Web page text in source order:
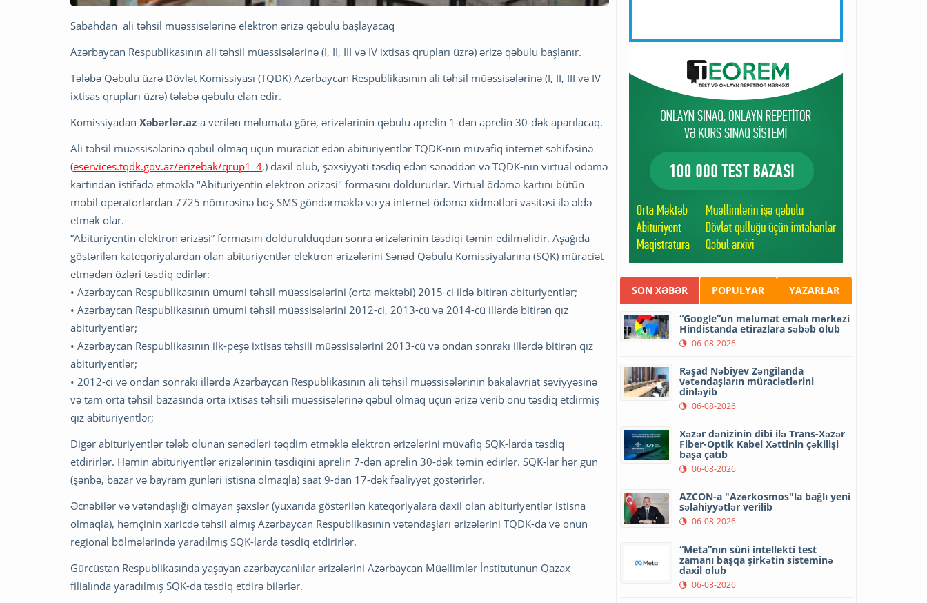
Sabahdan ali təhsil müəssisələrinə elektron ərizə qəbulu başlayacaq
Azərbaycan Respublikasının ali təhsil müəssisələrinə (I, II, III və IV ixtisas qrupları üzrə) ərizə qəbulu başlanır.
Tələbə Qəbulu üzrə Dövlət Komissiyası (TQDK) Azərbaycan Respublikasının ali təhsil müəssisələrinə (I, II, III və IV
ixtisas qrupları üzrə) tələbə qəbulu elan edir.
Komissiyadan Xəbərlər.az-a verilən məlumata görə, ərizələrinin qəbulu aprelin 1-dən aprelin 30-dək aparılacaq.
Ali təhsil müəssisələrinə qəbul olmaq üçün müraciət edən abituriyentlər TQDK-nın müvafiq internet səhifəsinə
(eservices.tqdk.gov.az/erizebak/qrup1_4,) daxil olub, şəxsiyyəti təsdiq edən sənəddən və TQDK-nın virtual ödəmə
kartından istifadə etməklə "Abituriyentin elektron ərizəsi" formasını doldururlar. Virtual ödəmə kartını bütün
mobil operatorlardan 7725 nömrəsinə boş SMS göndərməklə və ya internet ödəmə xidmətləri vasitəsi ilə əldə
etmək olar.
“Abituriyentin elektron ərizəsi” formasını doldurulduqdan sonra ərizələrinin təsdiqi təmin edilməlidir. Aşağıda
göstərilən kateqoriyalardan olan abituriyentlər elektron ərizələrini Sənəd Qəbulu Komissiyalarına (SQK) müraciət
etmədən özləri təsdiq edirlər:
• Azərbaycan Respublikasının ümumi təhsil müəssisələrini (orta məktəbi) 2015-ci ildə bitirən abituriyentlər;
• Azərbaycan Respublikasının ümumi təhsil müəssisələrini 2012-ci, 2013-cü və 2014-cü illərdə bitirən qız
abituriyentlər;
• Azərbaycan Respublikasının ilk-peşə ixtisas təhsili müəssisələrini 2013-cü və ondan sonrakı illərdə bitirən qız
abituriyentlər;
• 2012-ci və ondan sonrakı illərdə Azərbaycan Respublikasının ali təhsil müəssisələrinin bakalavriat səviyyəsinə
və tam orta təhsil bazasında orta ixtisas təhsili müəssisələrinə qəbul olmaq üçün ərizə verib onu təsdiq etdirmiş
qız abituriyentlər;
Digər abituriyentlər tələb olunan sənədləri təqdim etməklə elektron ərizələrini müvafiq SQK-larda təsdiq
etdirirlər. Həmin abituriyentlər ərizələrinin təsdiqini aprelin 7-dən aprelin 30-dək təmin edirlər. SQK-lar hər gün
(şənbə, bazar və bayram günləri istisna olmaqla) saat 9-dan 17-dək fəaliyyət göstərirlər.
Əcnəbilər və vətəndaşlığı olmayan şəxslər (yuxarıda göstərilən kateqoriyalara daxil olan abituriyentlər istisna
olmaqla), həmçinin xaricdə təhsil almış Azərbaycan Respublikasının vətəndaşları ərizələrini TQDK-da və onun
regional bölmələrində yaradılmış SQK-larda təsdiq etdirirlər.
Gürcüstan Respublikasında yaşayan azərbaycanlılar ərizələrini Azərbaycan Müəllimlər İnstitutunun Qazax
filialında yaradılmış SQK-da təsdiq etdirə bilərlər.
SON XƏBƏR POPULYAR YAZARLAR
“Google”un məlumat emalı mərkəzi
Hindistanda etirazlara səbəb olub
06-08-2026
Rəşad Nəbiyev Zəngilanda
vətəndaşların müraciətlərini
dinləyib
06-08-2026
Xəzər dənizinin dibi ilə Trans-Xəzər
Fiber-Optik Kabel Xəttinin çəkilişi
başa çatıb
06-08-2026
AZCON-a "Azərkosmos"la bağlı yeni
səlahiyyətlər verilib
06-08-2026
“Meta”nın süni intellekti test
zamanı başqa şirkətin sisteminə
daxil olub
06-08-2026